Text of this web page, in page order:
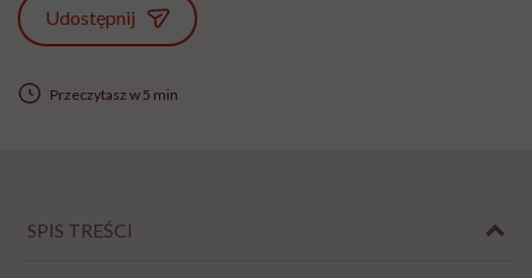
Udostępnij
Przeczytasz w 5 min
SPIS TREŚCI